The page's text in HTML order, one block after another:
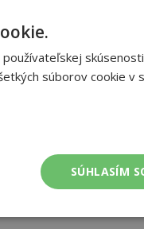
súborov cookie v
SÚHLASÍM